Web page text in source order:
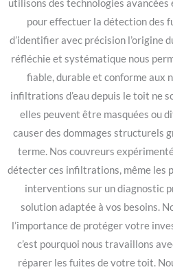
utilisons des technologies
pour effectuer la détection des
d’identifier avec précision l’origine
réfléchie et systématique nous
fiable, durable et conforme aux
infiltrations d’eau depuis le toit ne
elles peuvent être masquées ou
causer des dommages structurels
terme. Nos couvreurs
détecter ces infiltrations, même les
interventions sur un diagnostic
solution adaptée à vos besoins.
l’importance de protéger votre
c’est pourquoi nous travaillons
réparer les fuites de votre toit.